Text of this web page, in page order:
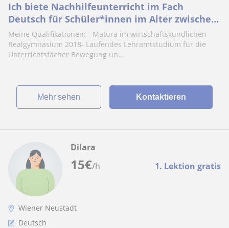
Ich biete Nachhilfeunterricht im Fach
Deutsch für Schüler*innen im Alter zwischen
10 und 18 Jahren für alle Schulstufen
Meine Qualifikationen: - Matura im wirtschaftskundlichen
Realgymnasium 2018- Laufendes Lehramtstudium für die
Unterrichtsfächer Bewegung un...
Mehr sehen Kontaktieren
15€/h 1. Lektion gratis
Dilara
Wiener Neustadt
Deutsch